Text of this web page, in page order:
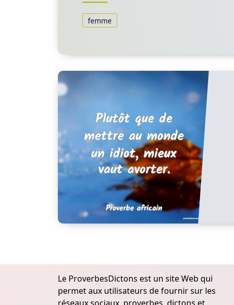
femme
Le ProverbesDictons est un site Web qui
permet aux utilisateurs de fournir sur les